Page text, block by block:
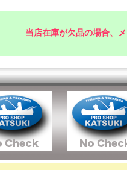
当店在庫が欠品の場合、